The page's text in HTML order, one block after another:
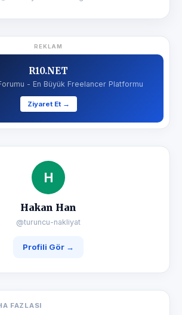
REKLAM
R10.NET
- En Büyük Freelancer Platformu
Ziyaret Et →
H
Hakan Han
@turuncu-nakliyat
Profili Gör →
FAZLASI